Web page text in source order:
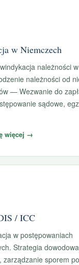
w Niemczech
należności
należności od
— Wezwanie do
sądowe,
więcej →
/ ICC
w postępowaniach
Strategia
zarządzanie sporem